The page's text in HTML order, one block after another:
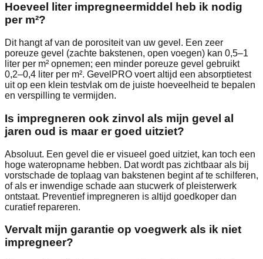
Hoeveel liter impregneermiddel heb ik nodig
per m²?
Dit hangt af van de porositeit van uw gevel. Een zeer
poreuze gevel (zachte bakstenen, open voegen) kan 0,5–1
liter per m² opnemen; een minder poreuze gevel gebruikt
0,2–0,4 liter per m². GevelPRO voert altijd een absorptietest
uit op een klein testvlak om de juiste hoeveelheid te bepalen
en verspilling te vermijden.
Is impregneren ook zinvol als mijn gevel al
jaren oud is maar er goed uitziet?
Absoluut. Een gevel die er visueel goed uitziet, kan toch een
hoge wateropname hebben. Dat wordt pas zichtbaar als bij
vorstschade de toplaag van bakstenen begint af te schilferen,
of als er inwendige schade aan stucwerk of pleisterwerk
ontstaat. Preventief impregneren is altijd goedkoper dan
curatief repareren.
Vervalt mijn garantie op voegwerk als ik niet
impregneer?